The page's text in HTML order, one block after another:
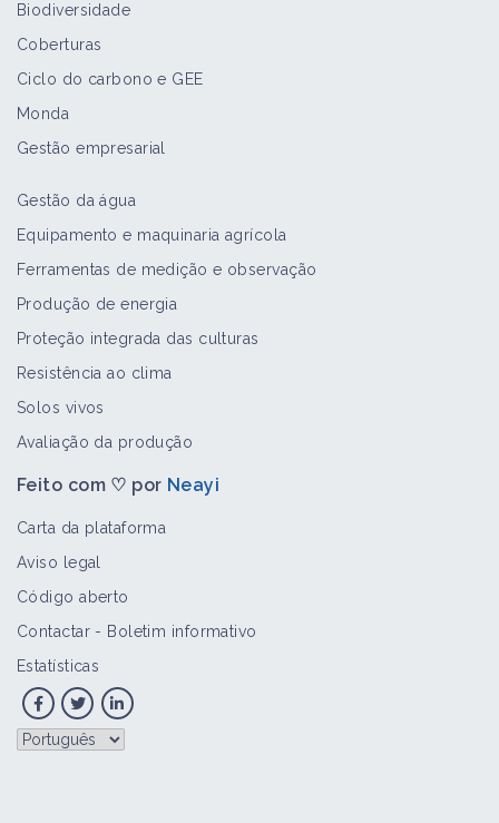
Biodiversidade
Coberturas
Ciclo do carbono e GEE
Monda
Gestão empresarial
Gestão da água
Equipamento e maquinaria agrícola
Ferramentas de medição e observação
Produção de energia
Proteção integrada das culturas
Resistência ao clima
Solos vivos
Avaliação da produção
Feito com ♡ por Neayi
Carta da plataforma
Aviso legal
Código aberto
Contactar- Boletim informativo
Estatísticas